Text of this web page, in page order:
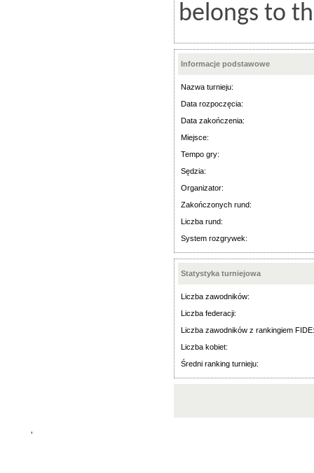
belongs to
Informacje podstawowe
Nazwa turnieju:
Data rozpoczęcia:
Data zakończenia:
Miejsce:
Tempo gry:
Sędzia:
Organizator:
Zakończonych rund:
Liczba rund:
System rozgrywek:
Statystyka turniejowa
Liczba zawodników:
Liczba federacji:
Liczba zawodników z rankingiem FIDE:
Liczba kobiet:
Średni ranking turnieju:
'